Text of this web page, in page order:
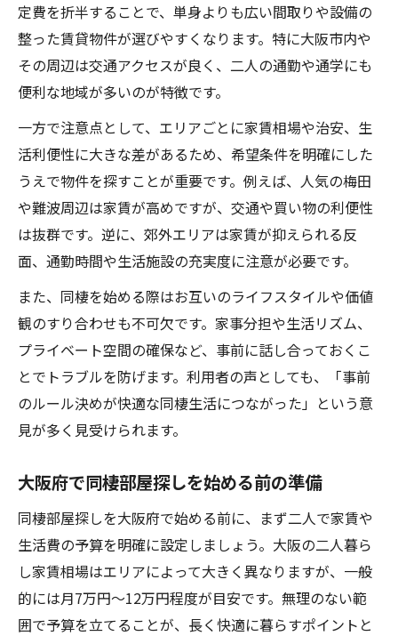
同棲部屋探しで優先したい条件の整理法
大阪の二人暮らし物件選びで重視すべき点
家賃や間取りから考える同棲部屋の選択
同棲失敗を防ぐための物件比較チェック
同棲部屋選びで役立つ内見時の注意事項
通勤も快適な同棲向け部屋選びの新常識
同棲で通勤しやすい賃貸物件の選び方
通勤アクセス重視の同棲部屋探し戦略
大阪で駅近同棲物件の利便性と注意点
二人の通勤を考慮したエリア選定法
同棲部屋探しで路線や駅を賢く選ぶコツ
生活費を抑えたいカップルに贈る賢い同棲術
同棲で生活費を抑える家賃節約のコツ
二人暮らしに安い賃貸物件を見つける方法
大阪で同棲カップルが活用できる節約術
同棲部屋探しでコスパ重視の選び方解説
おしゃれな同棲暮らしを叶えるエリア選び
同棲を楽しむおしゃれエリアの選び方
大阪二人暮らしで人気のおしゃれ物件特集
同棲部屋探しで重視したいデザイン性
定費を折半することで、単身よりも広い間取りや設備の
整った賃貸物件が選びやすくなります。特に大阪市内や
その周辺は交通アクセスが良く、二人の通勤や通学にも
便利な地域が多いのが特徴です。
一方で注意点として、エリアごとに家賃相場や治安、生
活利便性に大きな差があるため、希望条件を明確にした
うえで物件を探すことが重要です。例えば、人気の梅田
や難波周辺は家賃が高めですが、交通や買い物の利便性
は抜群です。逆に、郊外エリアは家賃が抑えられる反
面、通勤時間や生活施設の充実度に注意が必要です。
また、同棲を始める際はお互いのライフスタイルや価値
観のすり合わせも不可欠です。家事分担や生活リズム、
プライベート空間の確保など、事前に話し合っておくこ
とでトラブルを防げます。利用者の声としても、「事前
のルール決めが快適な同棲生活につながった」という意
見が多く見受けられます。
大阪府で同棲部屋探しを始める前の準備
同棲部屋探しを大阪府で始める前に、まず二人で家賃や
生活費の予算を明確に設定しましょう。大阪の二人暮ら
し家賃相場はエリアによって大きく異なりますが、一般
的には月7万円～12万円程度が目安です。無理のない範
囲で予算を立てることが、長く快適に暮らすポイントと